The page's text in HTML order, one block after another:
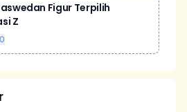
Figur Terpilih
Z
0